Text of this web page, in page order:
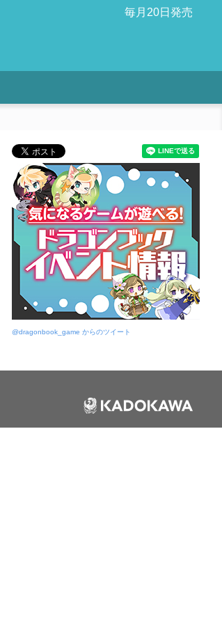
毎月20日発売
@dragonbook_game からのツイート